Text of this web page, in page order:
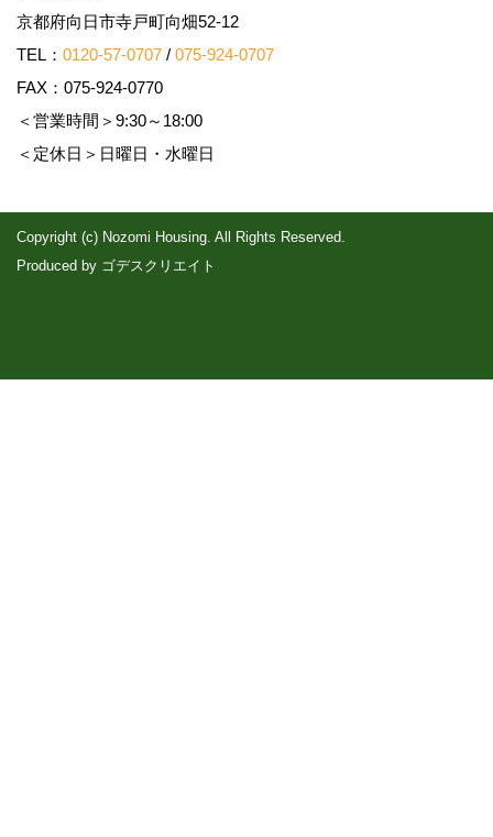
京都府向日市寺戸町向畑52-12
TEL： 0120-57-0707 / 075-924-0707
FAX：075-924-0770
＜営業時間＞9:30～18:00
＜定休日＞日曜日・水曜日
Copyright (c) Nozomi Housing. All Rights Reserved.
Produced by ゴデスクリエイト